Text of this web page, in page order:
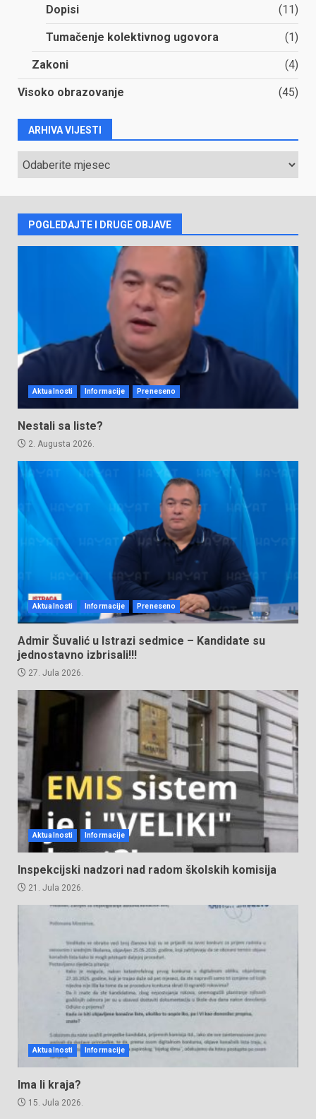
Dopisi
(11)
Tumačenje kolektivnog ugovora (1)
Zakoni (4)
Visoko obrazovanje (45)
ARHIVA VIJESTI
ARHIVA
VIJESTI
POGLEDAJTE I DRUGE OBJAVE
Aktualnosti Informacije Preneseno
Nestali sa liste?
2. Augusta 2026.
Aktualnosti Informacije Preneseno
Admir Šuvalić u Istrazi sedmice – Kandidate su
jednostavno izbrisali!!!
27. Jula 2026.
Aktualnosti Informacije
Inspekcijski nadzori nad radom školskih komisija
21. Jula 2026.
Aktualnosti Informacije
Ima li kraja?
15. Jula 2026.